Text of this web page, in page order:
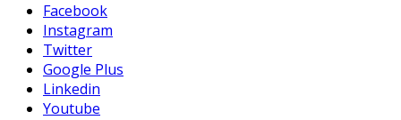
Facebook
Instagram
Twitter
Google Plus
Linkedin
Youtube